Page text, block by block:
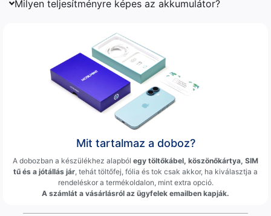
Milyen teljesítményre képes az akkumulátor?
Mit tartalmaz a doboz?
A dobozban a készülékhez alapból egy töltőkábel, köszönőkártya, SIM
tű és a jótállás jár, tehát töltőfej, fólia és tok csak akkor, ha kiválasztja a
rendeléskor a termékoldalon, mint extra opció.
A számlát a vásárlásról az ügyfelek emailben kapják.